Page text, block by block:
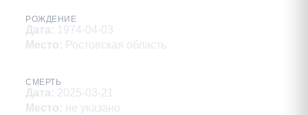
РОЖДЕНИЕ
Дата: 1974-04-03
Место: Ростовская область
СМЕРТЬ
Дата: 2025-03-21
Место: не указано